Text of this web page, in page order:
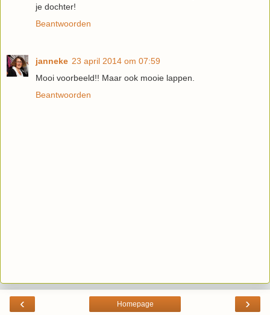
je dochter!
Beantwoorden
janneke 23 april 2014 om 07:59
Mooi voorbeeld!! Maar ook mooie lappen.
Beantwoorden
‹ ›
Homepage